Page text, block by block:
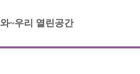
와~우리 열린공간